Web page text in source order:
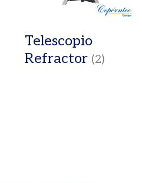
Telescopio
Refractor (2)